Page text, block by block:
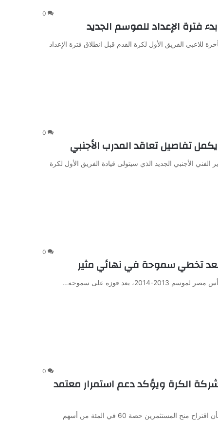
0
فترة الإعداد للموسم الجديد
للاعبي الفريق الأول لكرة القدم قبل انطلاق فترة الإعداد
0
تفاصيل تعاقد المدرب الأجنبي
الأجنبي الجديد الذي سيتولى قيادة الفريق الأول لكرة
0
تخطي سموحة في نهائي مثير
0
عن قلقه بشأن نسبة 60 في شركة الكرة ويؤكد دعم استمرار معتمد
أعرب حسام المندوه، أمين صندوق نادي الزمالك، عن تحفظه بشأن اقتراح منح المستثمرين حصة 60 في المئة من أسهم